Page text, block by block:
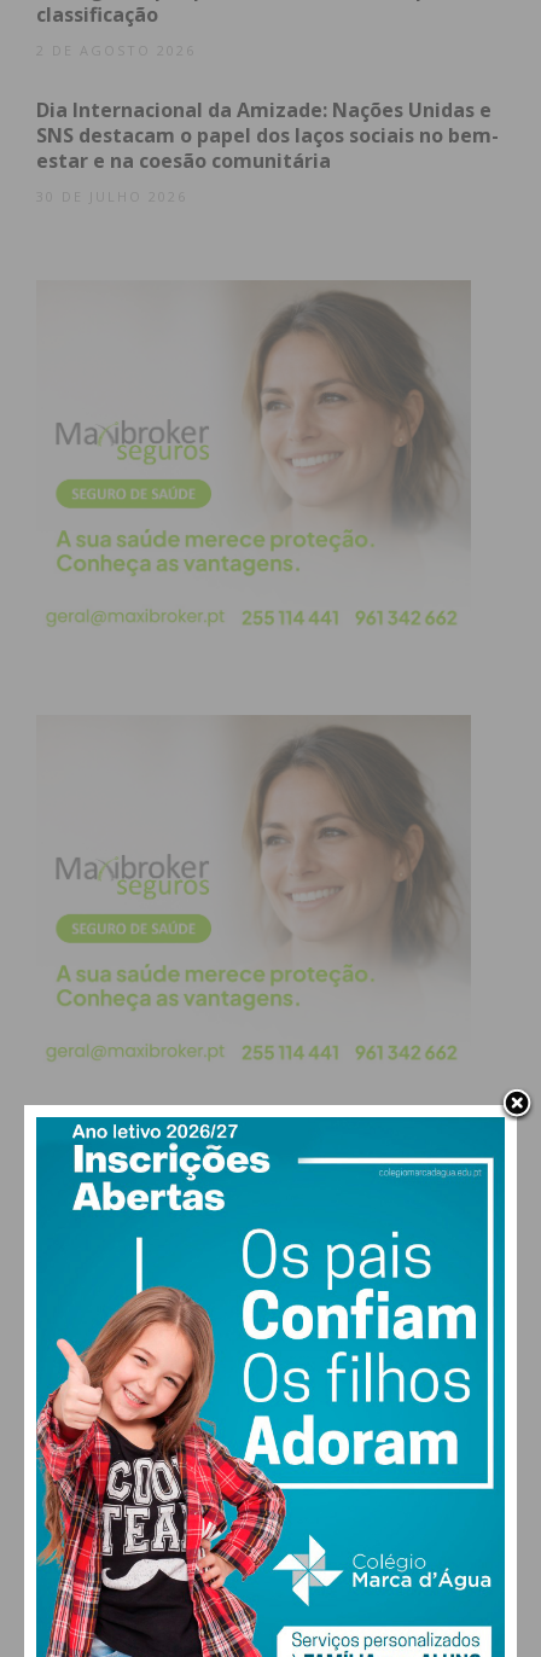
Assine nossa newsletter por e-mail e
condições
classificação
2 DE AGOSTO 2026
Dia Internacional da Amizade: Nações Unidas e
SNS destacam o papel dos laços sociais no bem-
estar e na coesão comunitária
PAÇOS DE FERREIRA
°
77% humidade
vento: 1m/s E
MAX 17 • MIN 17
30°
SEX
28
SÁB
27
DOM
29 °
SEG
ALTERAR